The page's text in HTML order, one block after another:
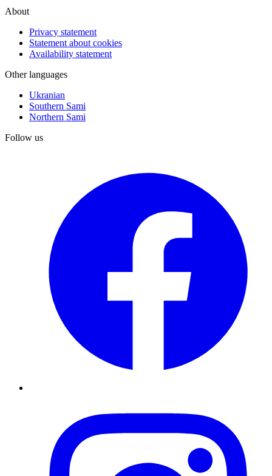
About
Privacy statement
Statement about cookies
Availability statement
Other languages
Ukranian
Southern Sami
Northern Sami
Follow us